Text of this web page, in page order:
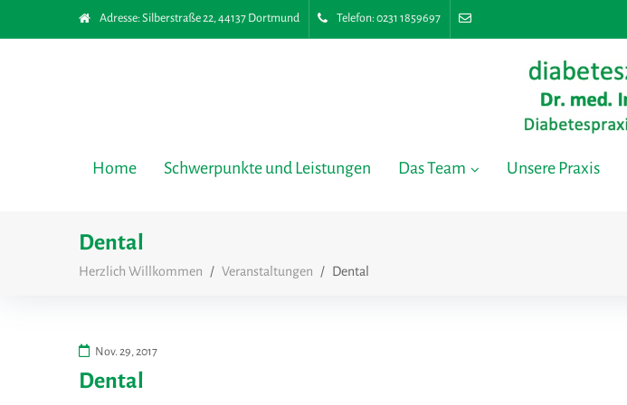
Adresse: Silberstraße 22, 44137 Dortmund Telefon: 0231 1859697
Home Schwerpunkte und Leistungen Das Team Unsere Praxis
Dental
Herzlich Willkommen / Veranstaltungen / Dental
Nov. 29, 2017
Dental